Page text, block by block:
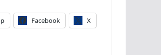
Facebook X